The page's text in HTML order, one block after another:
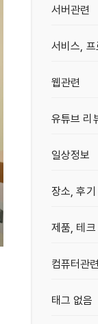
서버관련
서비스, 프
웹관련
유튜브 리
일상정보
장소, 후기
제품, 테크
컴퓨터관련
태그 없음